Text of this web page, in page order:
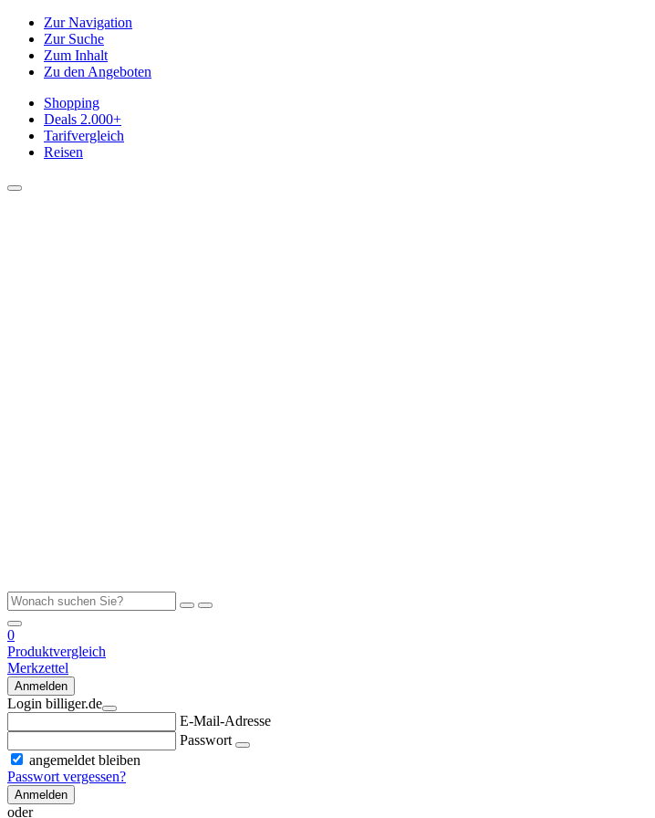
Zur Navigation
Zur Suche
Zum Inhalt
Zu den Angeboten
Shopping
Deals 2.000+
Tarifvergleich
Reisen
0
Produktvergleich
Merkzettel
Anmelden
Login billiger.de
E-Mail-Adresse
Passwort
angemeldet bleiben
Passwort vergessen?
Anmelden
oder